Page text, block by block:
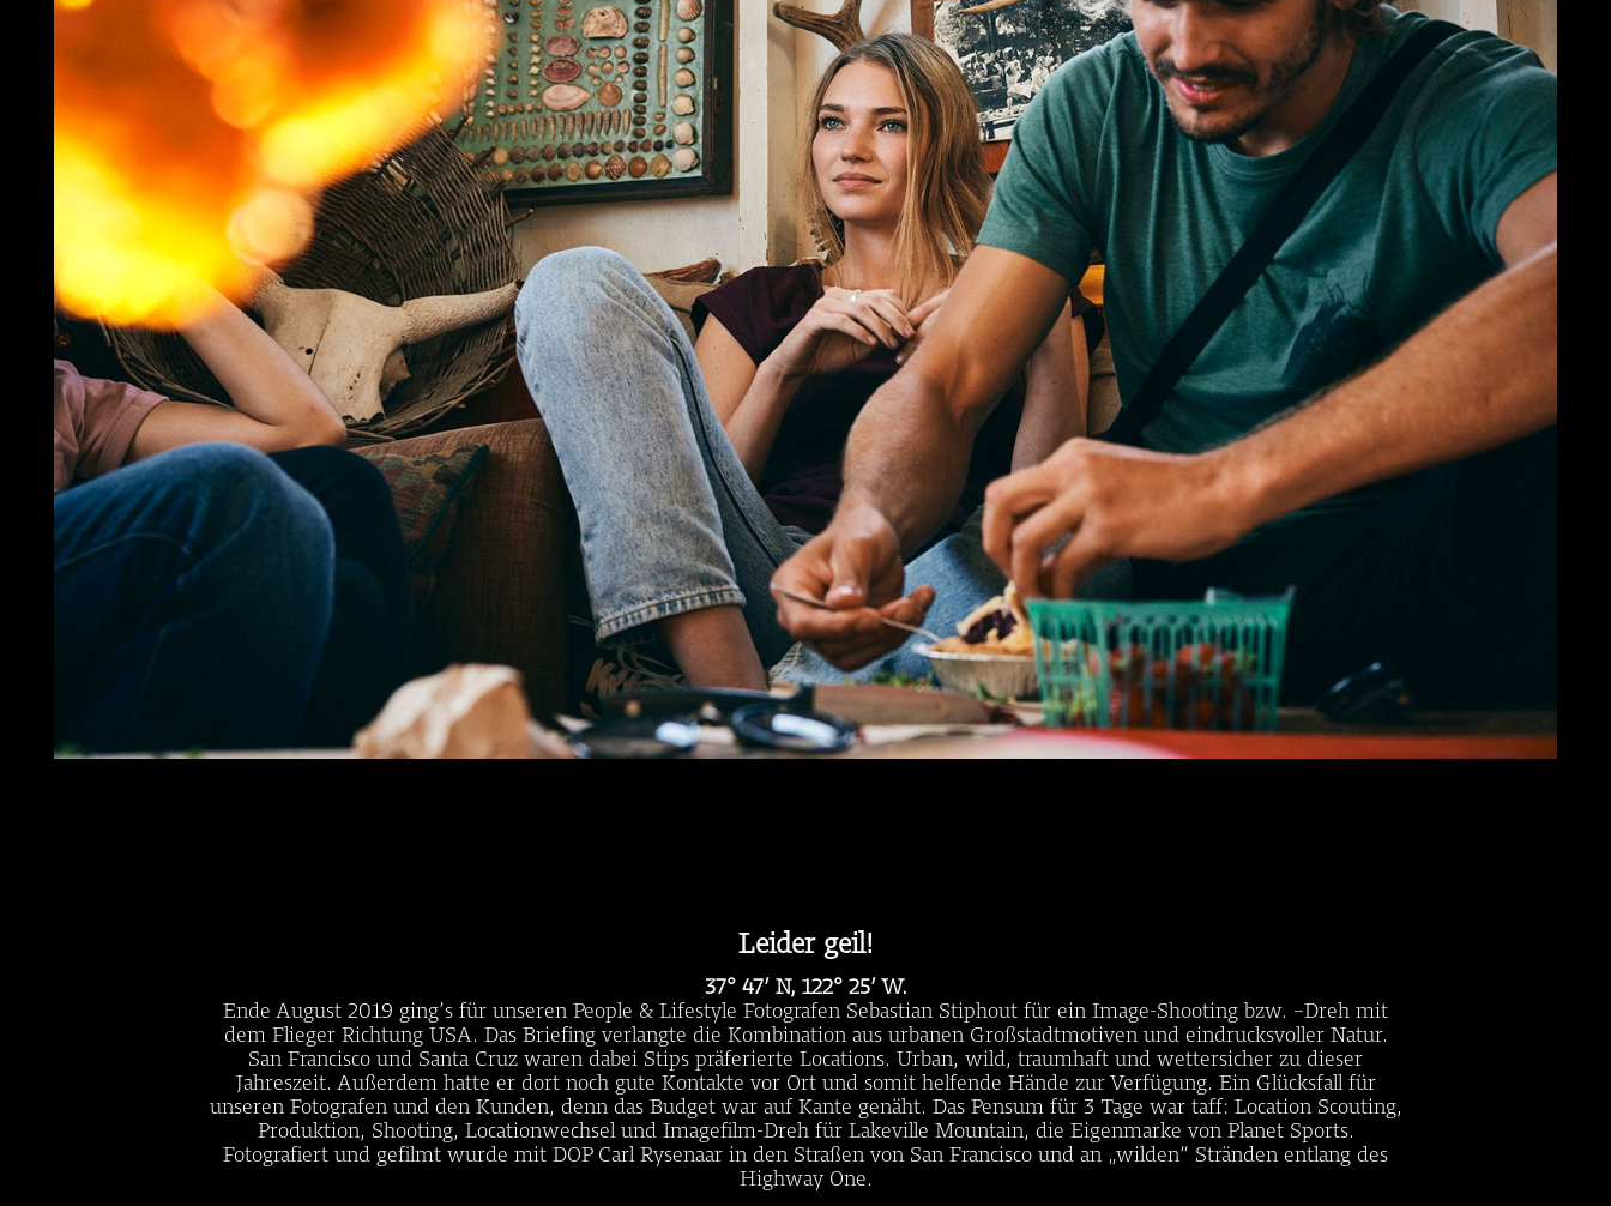
Leider geil!
37° 47′ N, 122° 25′ W.
Ende August 2019 ging’s für unseren People & Lifestyle Fotografen Sebastian Stiphout für ein Image-Shooting bzw. –Dreh mit
dem Flieger Richtung USA. Das Briefing verlangte die Kombination aus urbanen Großstadtmotiven und eindrucksvoller Natur.
San Francisco und Santa Cruz waren dabei Stips präferierte Locations. Urban, wild, traumhaft und wettersicher zu dieser
Jahreszeit. Außerdem hatte er dort noch gute Kontakte vor Ort und somit helfende Hände zur Verfügung. Ein Glücksfall für
unseren Fotografen und den Kunden, denn das Budget war auf Kante genäht. Das Pensum für 3 Tage war taff: Location Scouting,
Produktion, Shooting, Locationwechsel und Imagefilm-Dreh für Lakeville Mountain, die Eigenmarke von Planet Sports.
Fotografiert und gefilmt wurde mit DOP Carl Rysenaar in den Straßen von San Francisco und an „wilden“ Stränden entlang des
Highway One.